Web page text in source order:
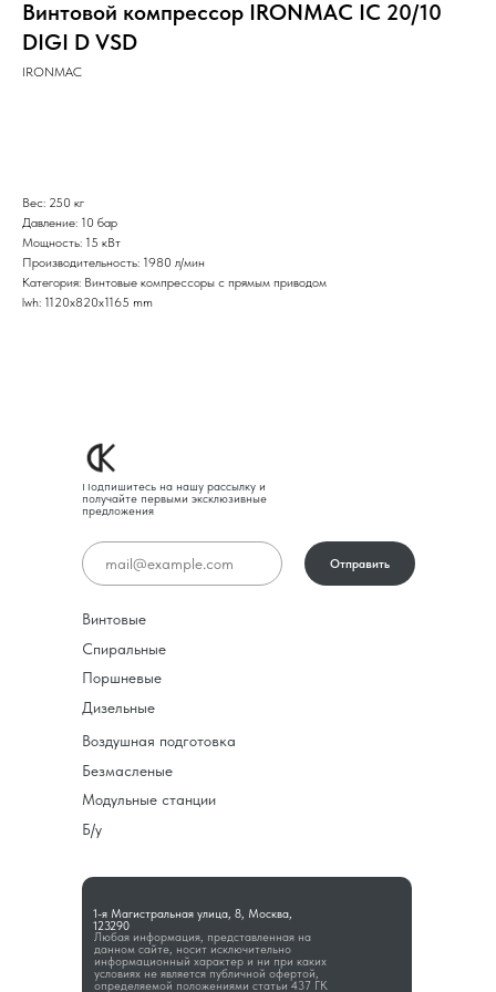
Винтовой компрессор IRONMAC IC 20/10
DIGI D VSD
IRONMAC
Вес: 250 кг
Давление: 10 бар
Мощность: 15 кВт
Производительность: 1980 л/мин
Категория: Винтовые компрессоры с прямым приводом
lwh: 1120x820x1165 mm
Любая информация, представленная на
данном сайте, носит исключительно
информационный характер и ни при каких
условиях не является публичной офертой,
определяемой положениями статьи 437 ГК
1-я Магистральная улица, 8, Москва,
123290
Подпишитесь на нашу рассылку и
получайте первыми эксклюзивные
предложения
Винтовые
Спиральные
Поршневые
Дизельные
Воздушная подготовка
Безмасленые
Модульные станции
Б/у
Отправить